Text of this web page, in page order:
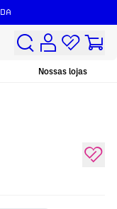
Nossas lojas